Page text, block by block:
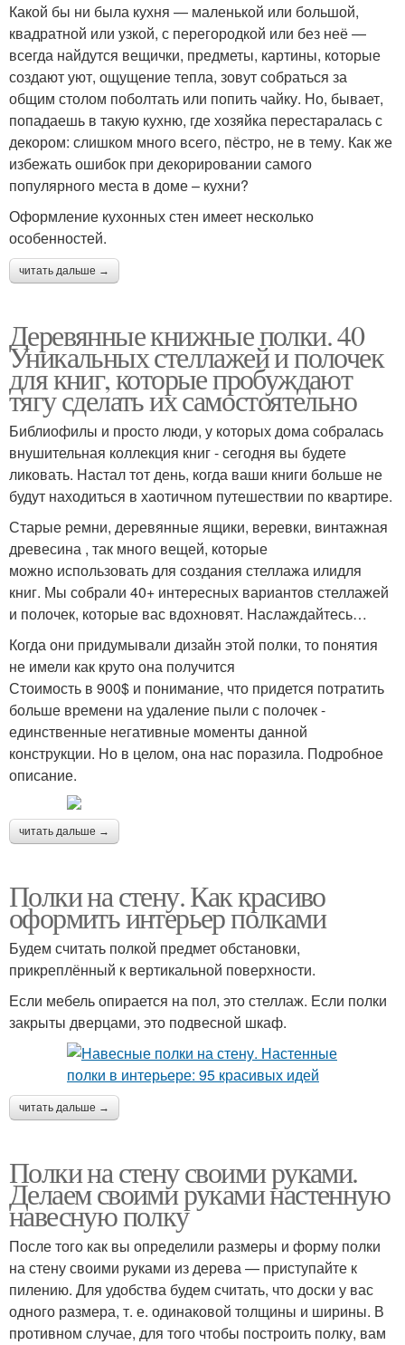
Какой бы ни была кухня — маленькой или большой,
квадратной или узкой, с перегородкой или без неё —
всегда найдутся вещички, предметы, картины, которые
создают уют, ощущение тепла, зовут собраться за
общим столом поболтать или попить чайку. Но, бывает,
попадаешь в такую кухню, где хозяйка перестаралась с
декором: слишком много всего, пёстро, не в тему. Как же
избежать ошибок при декорировании самого
популярного места в доме – кухни?
Оформление кухонных стен имеет несколько
особенностей.
читать дальше →
Деревянные книжные полки. 40
Уникальных стеллажей и полочек
для книг, которые пробуждают
тягу сделать их самостоятельно
Библиофилы и просто люди, у которых дома собралась
внушительная коллекция книг - сегодня вы будете
ликовать. Настал тот день, когда ваши книги больше не
будут находиться в хаотичном путешествии по квартире.
Старые ремни, деревянные ящики, веревки, винтажная
древесина , так много вещей, которые
можно использовать для создания стеллажа илидля
книг. Мы собрали 40+ интересных вариантов стеллажей
и полочек, которые вас вдохновят. Наслаждайтесь…
Когда они придумывали дизайн этой полки, то понятия
не имели как круто она получится
Стоимость в 900$ и понимание, что придется потратить
больше времени на удаление пыли с полочек -
единственные негативные моменты данной
конструкции. Но в целом, она нас поразила. Подробное
описание.
читать дальше →
Полки на стену. Как красиво
оформить интерьер полками
Будем считать полкой предмет обстановки,
прикреплённый к вертикальной поверхности.
Если мебель опирается на пол, это стеллаж. Если полки
закрыты дверцами, это подвесной шкаф.
читать дальше →
Полки на стену своими руками.
Делаем своими руками настенную
навесную полку
После того как вы определили размеры и форму полки
на стену своими руками из дерева — приступайте к
пилению. Для удобства будем считать, что доски у вас
одного размера, т. е. одинаковой толщины и ширины. В
противном случае, для того чтобы построить полку, вам